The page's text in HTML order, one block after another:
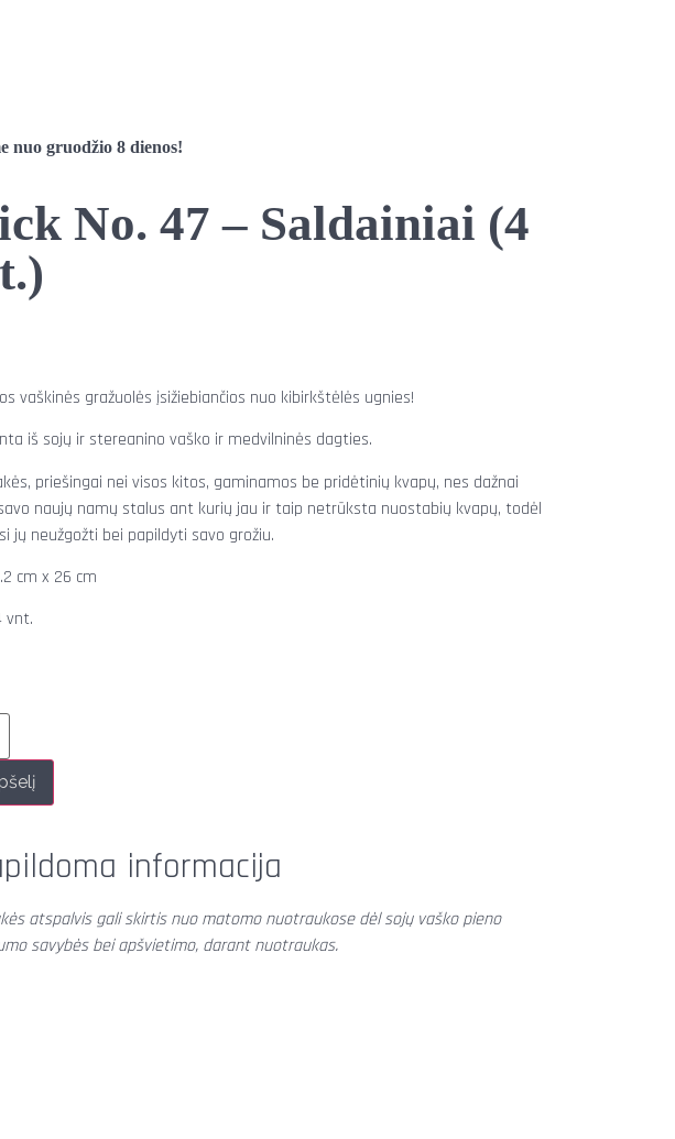
nuo gruodžio 8 dienos!
No. 47 – Saldainiai (4
vaškinės gražuolės įsižiebiančios nuo kibirkštėlės ugnies!
iš sojų ir stereanino vaško ir medvilninės dagties.
priešingai nei visos kitos, gaminamos be pridėtinių kvapų, nes dažnai
naujų namų stalus ant kurių jau ir taip netrūksta nuostabių kvapų, todėl
jų neužgožti bei papildyti savo grožiu.
cm x 26 cm
vnt.
informacija
atspalvis gali skirtis nuo matomo nuotraukose dėl sojų vaško pieno
savybės bei apšvietimo, darant nuotraukas.